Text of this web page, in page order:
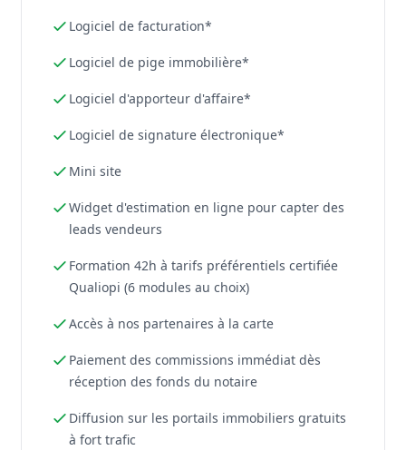
Logiciel de facturation*
Logiciel de pige immobilière*
Logiciel d'apporteur d'affaire*
Logiciel de signature électronique*
Mini site
Widget d'estimation en ligne pour capter des
leads vendeurs
Formation 42h à tarifs préférentiels certifiée
Qualiopi (6 modules au choix)
Accès à nos partenaires à la carte
Paiement des commissions immédiat dès
réception des fonds du notaire
Diffusion sur les portails immobiliers gratuits
à fort trafic